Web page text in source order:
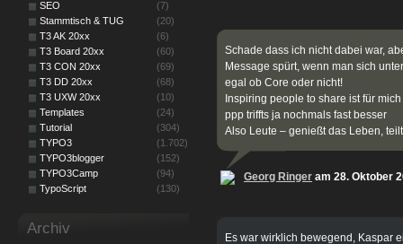
Schade dass ich nicht dabei war,
Message spürt, wenn man sich
egal ob Core oder nicht!
Inspiring people to share ist für
ppp triffts ja nochmals fast besser
Also Leute – genießt das Leben,
Georg Ringer am 28. Oktober
Es war wirklich bewegend, Kaspar
SEO
(7)
Stammtisch & TUG
(20)
T3 AK 20xx
(6)
T3 Board 20xx
(60)
T3 CON 20xx
(69)
T3 DD 20xx
(68)
T3 UXW 20xx
(10)
Templates
(24)
Tutorial
(304)
TYPO3
(1.702)
TYPO3blogger
(152)
TYPO3Camp
(94)
TypoScript
(130)
Archiv